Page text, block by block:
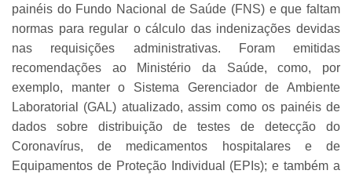
painéis do Fundo Nacional de Saúde (FNS) e que faltam
normas para regular o cálculo das indenizações devidas
nas requisições administrativas. Foram emitidas
recomendações ao Ministério da Saúde, como, por
exemplo, manter o Sistema Gerenciador de Ambiente
Laboratorial (GAL) atualizado, assim como os painéis de
dados sobre distribuição de testes de detecção do
Coronavírus, de medicamentos hospitalares e de
Equipamentos de Proteção Individual (EPIs); e também a